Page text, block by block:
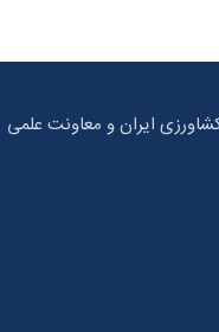
ایران و معاونت علمی